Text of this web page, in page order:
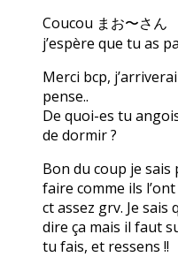
Coucou まお〜さん
j’espère que tu as
Merci bcp,
pense..
De quoi-es tu
de dormir ?
Bon du coup je sais
faire comme ils
ct assez grv. Je
dire ça mais il faut
tu fais, et ressens !!